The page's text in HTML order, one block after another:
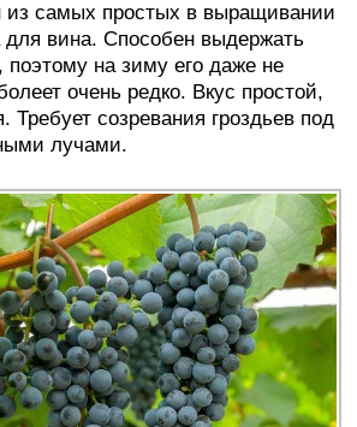
из самых простых в выращивании
для вина. Способен выдержать
поэтому на зиму его даже не
очень редко. Вкус простой,
Требует созревания гроздьев под
лучами.